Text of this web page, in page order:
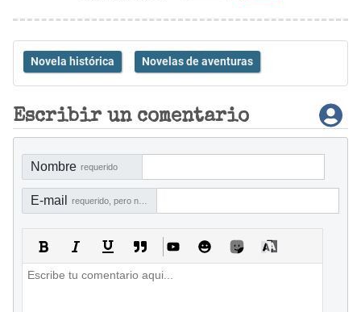
Novela histórica Novelas de aventuras
Escribir un comentario
Nombre requerido
E-mail